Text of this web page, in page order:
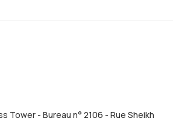
Tower - Bureau n° 2106 - Rue Sheikh